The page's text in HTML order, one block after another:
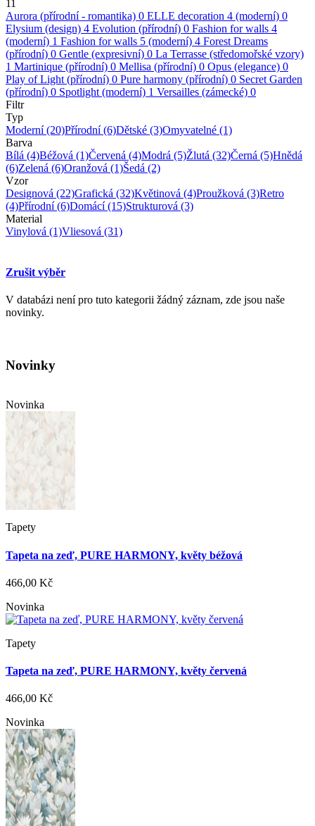
11
Aurora (přírodní - romantika) 0 ELLE decoration 4 (moderní) 0
Elysium (design) 4 Evolution (přírodní) 0 Fashion for walls 4
(moderní) 1 Fashion for walls 5 (moderní) 4 Forest Dreams
(přírodní) 0 Gentle (expresivní) 0 La Terrasse (středomořské vzory)
1 Martinique (přírodní) 0 Mellisa (přírodní) 0 Opus (elegance) 0
Play of Light (přírodní) 0 Pure harmony (přírodní) 0 Secret Garden
(přírodní) 0 Spotlight (moderní) 1 Versailles (zámecké) 0
Filtr
Typ
Moderní(20)Přírodní(6)Dětské (3)Omyvatelné (1)
Barva
Bílá (4)Béžová (1)Červená (4)Modrá (5)Žlutá (32)Černá (5)Hnědá
(6)Zelená (6)Oranžová (1)Šedá (2)
Vzor
Designová (22)Grafická (32)Květinová (4)Proužková (3)Retro
(4)Přírodní(6)Domácí(15)Strukturová (3)
Material
Vinylová (1)Vliesová (31)
Zrušit výběr
V databázi není pro tuto kategorii žádný záznam, zde jsou naše
novinky.
Novinky
Novinka
Tapety
Tapeta na zeď, PURE HARMONY, květy béžová
466,00 Kč
Novinka
Tapety
Tapeta na zeď, PURE HARMONY, květy červená
466,00 Kč
Novinka